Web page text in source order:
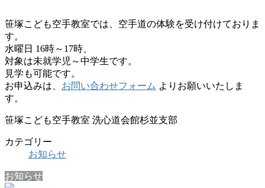
笹塚こども空手教室では、空手道の体験を受け付けておりま
す。
水曜日 16時～17時、
対象は未就学児～中学生です。
見学も可能です。
お申込みは、 お問い合わせフォーム よりお願いいたしま
す。
笹塚こども空手教室 洗心道会館杉並支部
カテゴリー
お知らせ
お知らせ